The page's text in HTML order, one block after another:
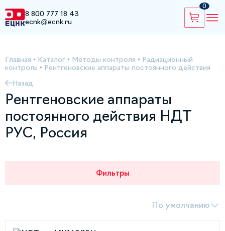
8 800 777 18 43
ecnk@ecnk.ru
0
Главная • Каталог • Методы контроля • Радиационный
контроль • Рентгеновские аппараты постоянного действия
Назад
Рентгеновские аппараты
постоянного действия НДТ
РУС, Россия
Фильтры
По умолчанию